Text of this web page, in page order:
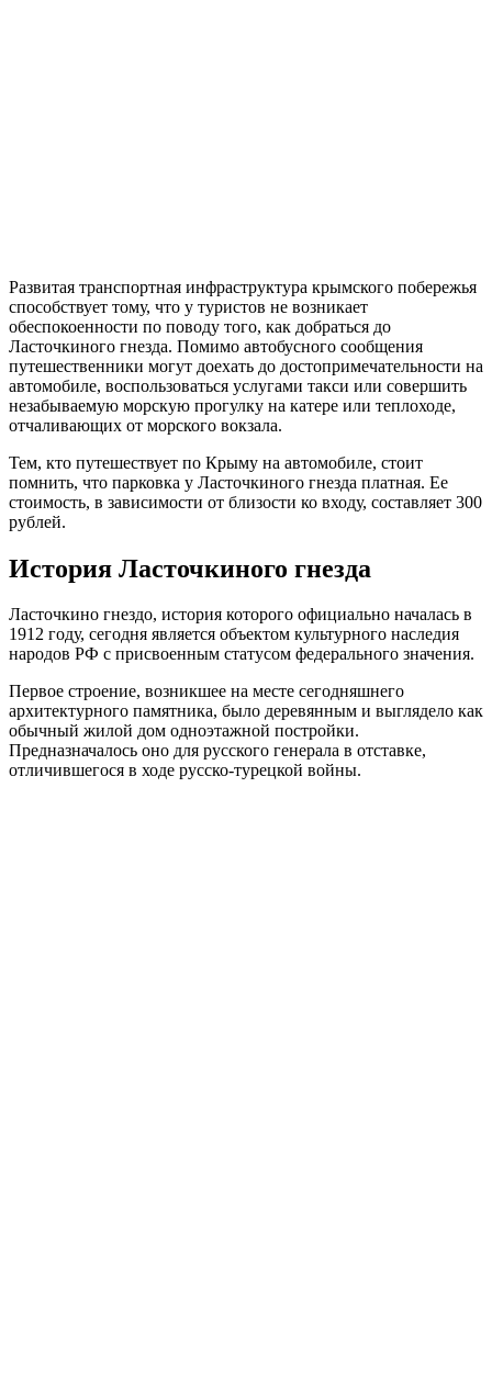
Развитая транспортная инфраструктура крымского побережья
способствует тому, что у туристов не возникает
обеспокоенности по поводу того, как добраться до
Ласточкиного гнезда. Помимо автобусного сообщения
путешественники могут доехать до достопримечательности на
автомобиле, воспользоваться услугами такси или совершить
незабываемую морскую прогулку на катере или теплоходе,
отчаливающих от морского вокзала.
Тем, кто путешествует по Крыму на автомобиле, стоит
помнить, что парковка у Ласточкиного гнезда платная. Ее
стоимость, в зависимости от близости ко входу, составляет 300
рублей.
История Ласточкиного гнезда
Ласточкино гнездо, история которого официально началась в
1912 году, сегодня является объектом культурного наследия
народов РФ с присвоенным статусом федерального значения.
Первое строение, возникшее на месте сегодняшнего
архитектурного памятника, было деревянным и выглядело как
обычный жилой дом одноэтажной постройки.
Предназначалось оно для русского генерала в отставке,
отличившегося в ходе русско-турецкой войны.